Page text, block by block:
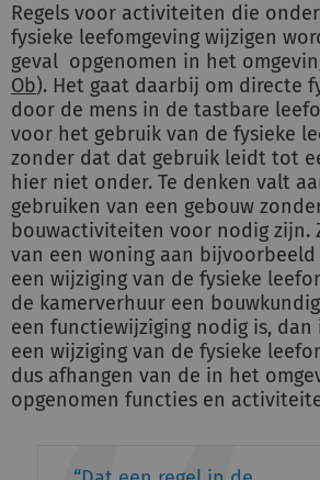
Regels voor activiteiten die
fysieke leefomgeving wijzigen
geval opgenomen in het
Ob). Het gaat daarbij om directe
door de mens in de tastbare
voor het gebruik van de fysieke
zonder dat dat gebruik leidt tot
hier niet onder. Te denken valt
gebruiken van een gebouw
bouwactiviteiten voor nodig zijn.
van een woning aan
een wijziging van de fysieke
de kamerverhuur een
een functiewijziging nodig is, dan
een wijziging van de fysieke
dus afhangen van de in het
opgenomen functies en